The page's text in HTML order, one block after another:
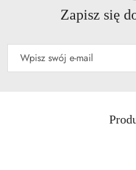
Zapisz się
Pomiń karuzelę